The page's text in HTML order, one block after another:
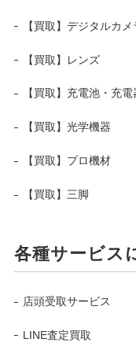
【買取】デジタルカメ
【買取】レンズ
【買取】充電池・充電
【買取】光学機器
【買取】プロ機材
【買取】三脚
各種サービス
店頭受取サービス
LINE査定買取